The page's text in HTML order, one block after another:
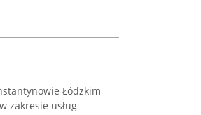
Łódzkim
zakresie usług